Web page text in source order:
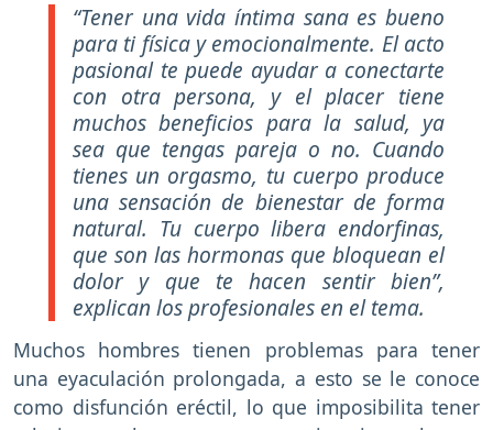
“Tener una vida íntima sana es bueno
para ti física y emocionalmente. El acto
pasional te puede ayudar a conectarte
con otra persona, y el placer tiene
muchos beneficios para la salud, ya
sea que tengas pareja o no. Cuando
tienes un orgasmo, tu cuerpo produce
una sensación de bienestar de forma
natural. Tu cuerpo libera endorfinas,
que son las hormonas que bloquean el
dolor y que te hacen sentir bien”,
explican los profesionales en el tema.
Muchos hombres tienen problemas para tener
una eyaculación prolongada, a esto se le conoce
como disfunción eréctil, lo que imposibilita tener